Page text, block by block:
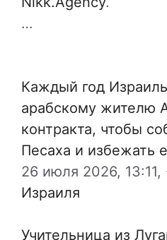
…
Каждый год
арабскому жителю
контракта, чтобы
Песаха и избежать
26 июля 2026, 13:11,
Израиля
Учительница из